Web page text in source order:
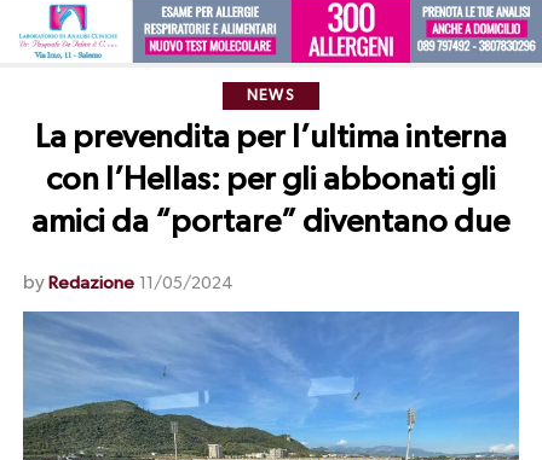
NEWS
La prevendita per l’ultima interna
con l’Hellas: per gli abbonati gli
amici da “portare” diventano due
by Redazione 11/05/2024